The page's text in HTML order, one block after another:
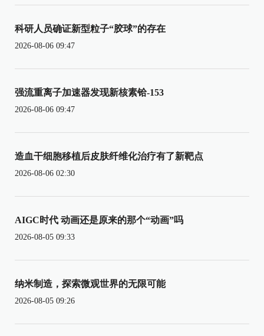
科研人员确证新型粒子“胶球”的存在
2026-08-06 09:47
强流重离子加速器发现新核素铪-153
2026-08-06 09:47
造血干细胞移植后皮肤纤维化治疗有了新靶点
2026-08-06 02:30
AIGC时代 动画还是原来的那个“动画”吗
2026-08-05 09:33
纳米制造，探索微观世界的无限可能
2026-08-05 09:26